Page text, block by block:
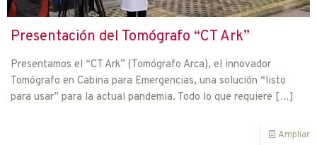
Presentación del Tomógrafo “CT Ark”
Presentamos el “CT Ark” (Tomógrafo Arca), el innovador
Tomógrafo en Cabina para Emergencias, una solución “listo
para usar” para la actual pandemia. Todo lo que requiere […]
Ampliar